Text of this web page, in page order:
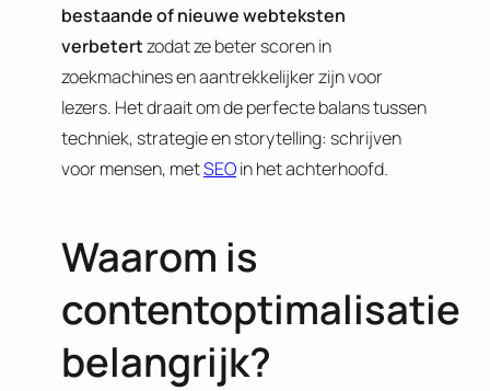
bestaande of nieuwe webteksten
verbetertzodat ze beter scoren in
zoekmachines en aantrekkelijker zijn voor
lezers. Het draait om de perfecte balans tussen
techniek, strategie en storytelling: schrijven
voor mensen, metSEOin het achterhoofd.
Waarom is
contentoptimalisatie
belangrijk?